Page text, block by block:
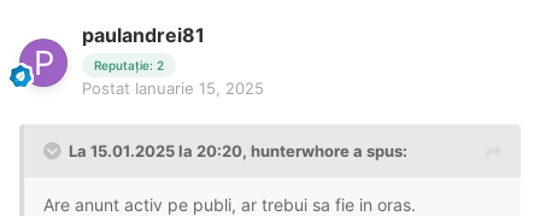
paulandrei81
Reputație: 2
Postat Ianuarie 15, 2025
La 15.01.2025 la 20:20, hunterwhorea spus:
Are anunt activ pe publi, ar trebui sa fie in oras.